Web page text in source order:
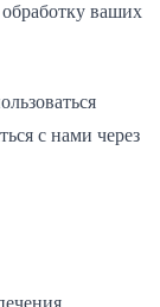
ваших
с нами через